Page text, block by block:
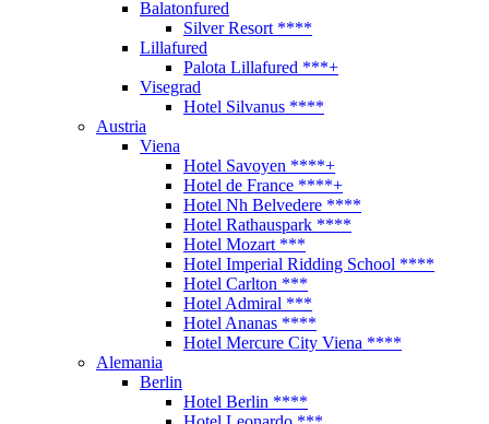
Balatonfured
Silver Resort ****
Lillafured
Palota Lillafured ***+
Visegrad
Hotel Silvanus ****
Austria
Viena
Hotel Savoyen ****+
Hotel de France ****+
Hotel Nh Belvedere ****
Hotel Rathauspark ****
Hotel Mozart ***
Hotel Imperial Ridding School ****
Hotel Carlton ***
Hotel Admiral ***
Hotel Ananas ****
Hotel Mercure City Viena ****
Alemania
Berlin
Hotel Berlin ****